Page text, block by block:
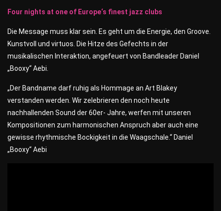
Four nights at one of Europe‘s finest jazz clubs
Die Message muss klar sein. Es geht um die Energie, den Groove.
Kunstvoll und virtuos. Die Hitze des Gefechts in der
musikalischen Interaktion, angefeuert von Bandleader Daniel
„Booxy“ Aebi.
„Der Bandname darf ruhig als Hommage an Art Blakey
verstanden werden. Wir zelebrieren den noch heute
nachhallenden Sound der 60er- Jahre, werfen mit unseren
Kompositionen zum harmonischen Anspruch aber auch eine
gewisse rhythmische Bockigkeit in die Waagschale.“ Daniel
„Booxy“ Aebi